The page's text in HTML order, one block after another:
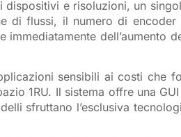
e risoluzioni, un
flussi, il numero di
sensibili ai costi
1RU. Il sistema offre una
sfruttano l’esclusiva